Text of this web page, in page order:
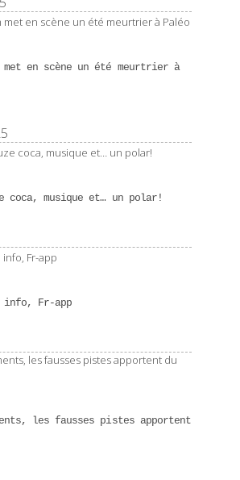
met en scène un été meurtrier à
coca, musique et… un polar!
info, Fr-app
les fausses pistes apportent